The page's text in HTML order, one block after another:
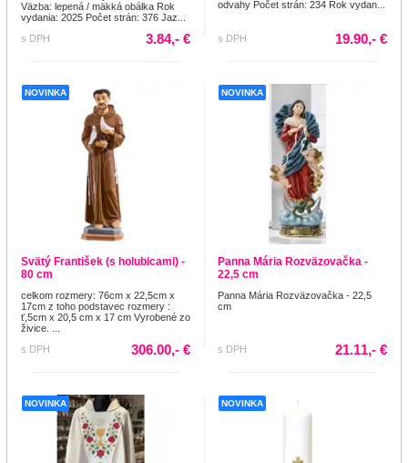
Väzba: lepená / mäkká obálka Rok
vydania: 2025 Počet strán: 376 Jaz...
s DPH
3.84,- €
odvahy Počet strán: 234 Rok vydan...
s DPH 19.90,- €
NOVINKA
Svätý František (s holubicami) -
80 cm
celkom rozmery: 76cm x 22,5cm x
17cm z toho podstavec rozmery :
ť,5cm x 20,5 cm x 17 cm Vyrobené zo
živice. ...
s DPH
306.00,- €
NOVINKA
Panna Mária Rozväzovačka -
22,5 cm
Panna Mária Rozväzovačka - 22,5
cm
s DPH 21.11,- €
NOVINKA NOVINKA